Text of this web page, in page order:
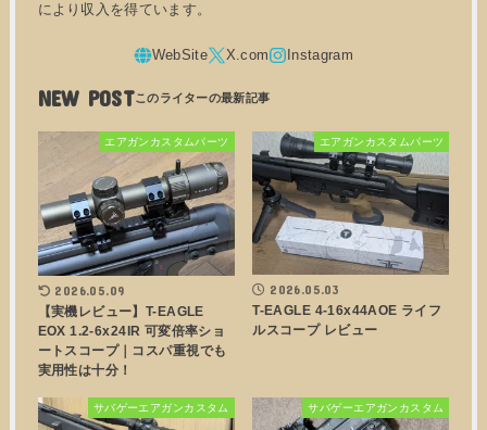
により収入を得ています。
NEW POST
エアガンカスタムパーツ
2026.05.09
【実機レビュー】T-EAGLE
EOX 1.2-6x24IR 可変倍率ショ
ートスコープ｜コスパ重視でも
実用性は十分！
エアガンカスタムパーツ
2026.05.03
T-EAGLE 4-16x44AOE ライフ
ルスコープ レビュー
サバゲーエアガンカスタム サバゲーエアガンカスタム